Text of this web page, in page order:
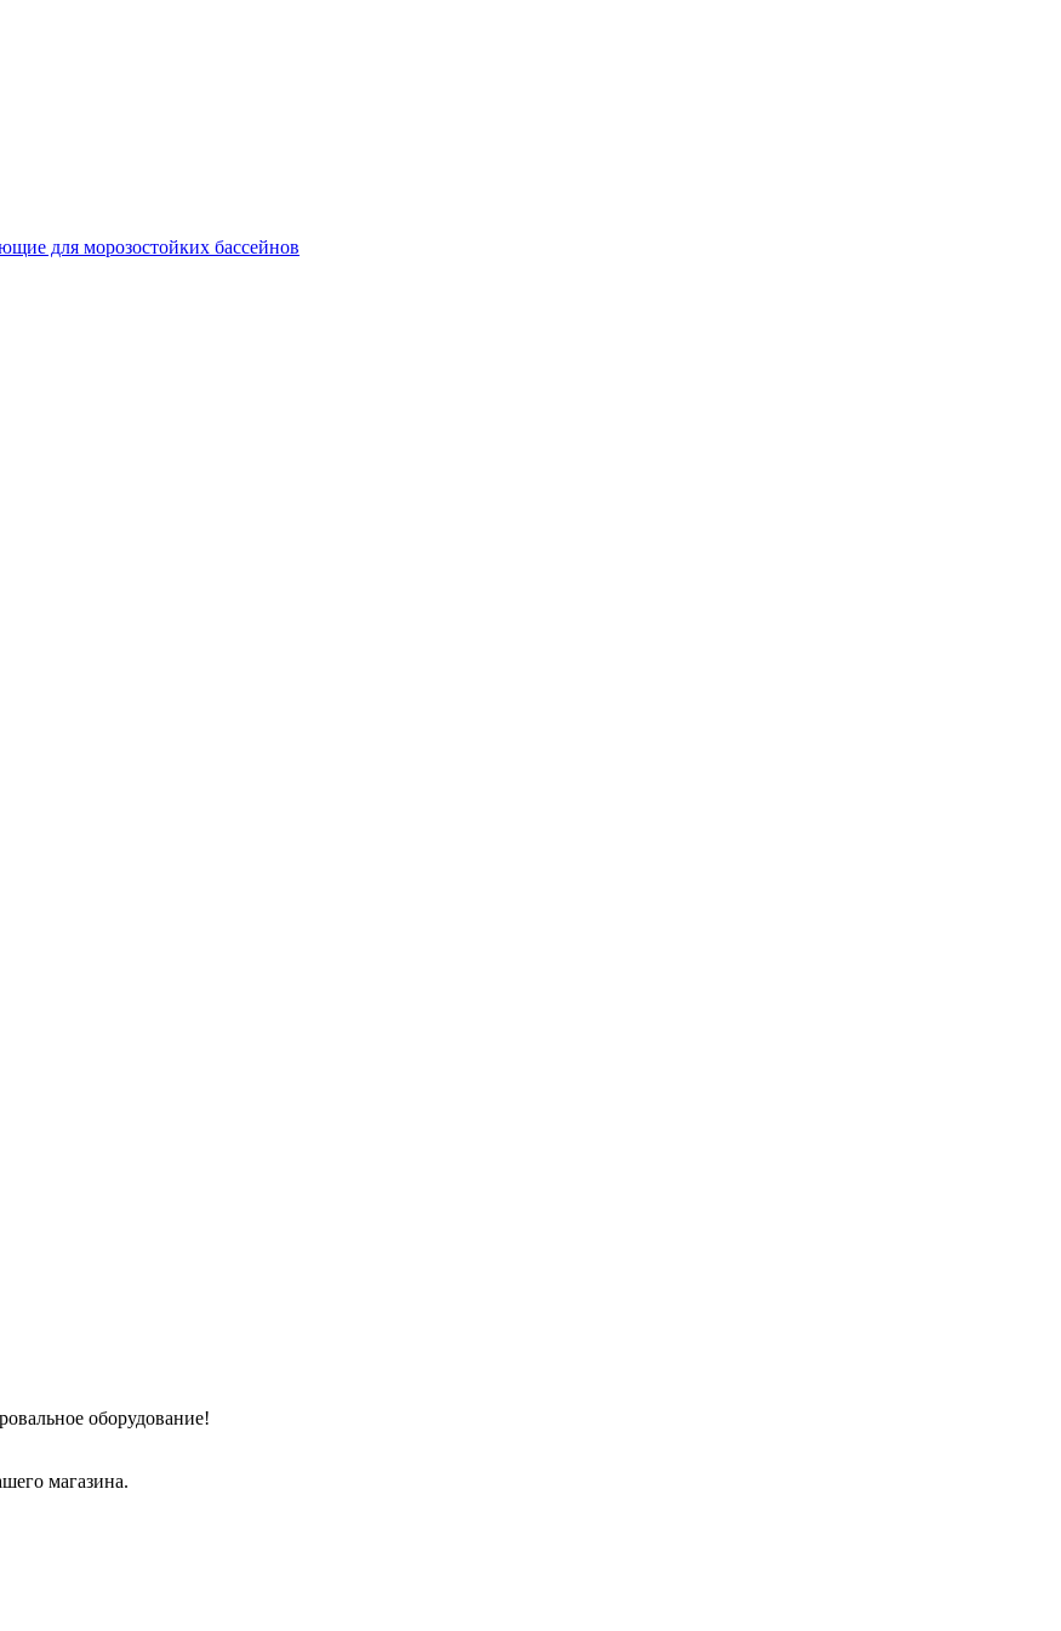
для морозостойких бассейнов
оборудование!
магазина.